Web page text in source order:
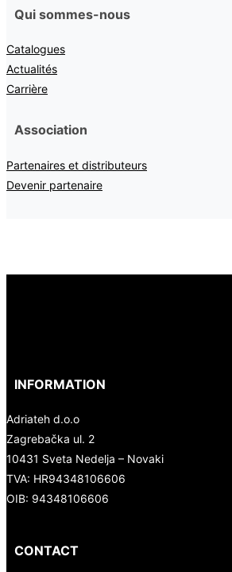
Qui sommes-nous
Catalogues
Actualités
Carrière
Association
Partenaires et distributeurs
Devenir partenaire
INFORMATION
Adriateh d.o.o
Zagrebačka ul. 2
10431 Sveta Nedelja – Novaki
TVA: HR94348106606
OIB: 94348106606
CONTACT